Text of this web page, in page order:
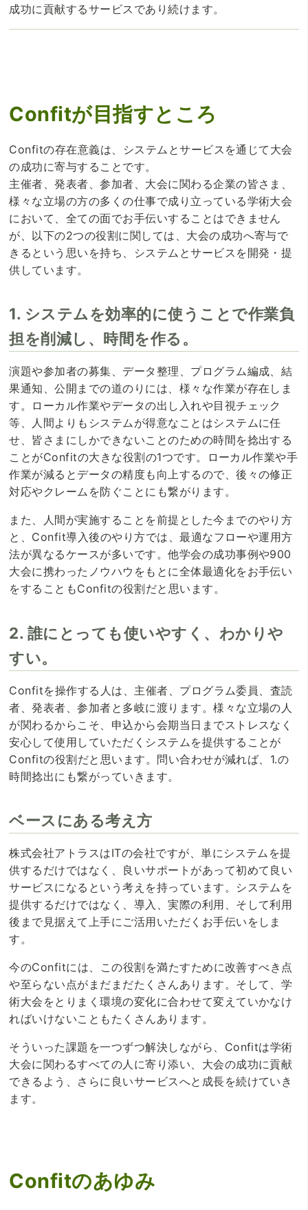
成功に貢献するサービスであり続けます。
Confitが目指すところ
Confitの存在意義は、システムとサービスを通じて大会
の成功に寄与することです。
主催者、発表者、参加者、大会に関わる企業の皆さま、
様々な立場の方の多くの仕事で成り立っている学術大会
において、全ての面でお手伝いすることはできません
が、以下の2つの役割に関しては、大会の成功へ寄与で
きるという思いを持ち、システムとサービスを開発・提
供しています。
1. システムを効率的に使うことで作業負
担を削減し、時間を作る。
演題や参加者の募集、データ整理、プログラム編成、結
果通知、公開までの道のりには、様々な作業が存在しま
す。ローカル作業やデータの出し入れや目視チェック
等、人間よりもシステムが得意なことはシステムに任
せ、皆さまにしかできないことのための時間を捻出する
ことがConfitの大きな役割の1つです。ローカル作業や手
作業が減るとデータの精度も向上するので、後々の修正
対応やクレームを防ぐことにも繋がります。
また、人間が実施することを前提とした今までのやり方
と、Confit導入後のやり方では、最適なフローや運用方
法が異なるケースが多いです。他学会の成功事例や900
大会に携わったノウハウをもとに全体最適化をお手伝い
をすることもConfitの役割だと思います。
2. 誰にとっても使いやすく、わかりや
すい。
Confitを操作する人は、主催者、プログラム委員、査読
者、発表者、参加者と多岐に渡ります。様々な立場の人
が関わるからこそ、申込から会期当日までストレスなく
安心して使用していただくシステムを提供することが
Confitの役割だと思います。問い合わせが減れば、1.の
時間捻出にも繋がっていきます。
ベースにある考え方
株式会社アトラスはITの会社ですが、単にシステムを提
供するだけではなく、良いサポートがあって初めて良い
サービスになるという考えを持っています。システムを
提供するだけではなく、導入、実際の利用、そして利用
後まで見据えて上手にご活用いただくお手伝いをしま
す。
今のConfitには、この役割を満たすために改善すべき点
や至らない点がまだまだたくさんあります。そして、学
術大会をとりまく環境の変化に合わせて変えていかなけ
ればいけないこともたくさんあります。
そういった課題を一つずつ解決しながら、Confitは学術
大会に関わるすべての人に寄り添い、大会の成功に貢献
できるよう、さらに良いサービスへと成長を続けていき
ます。
Confitのあゆみ